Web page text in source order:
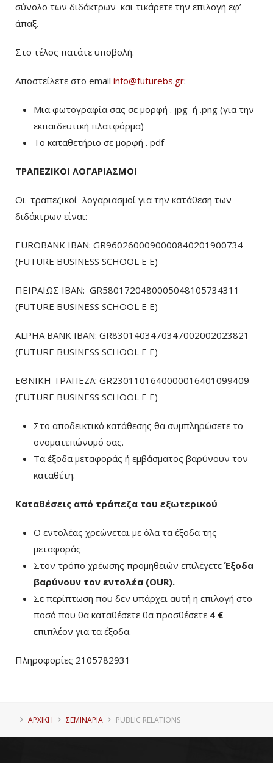
σύνολο των διδάκτρων και τικάρετε την επιλογή εφ’
άπαξ.
Στο τέλος πατάτε υποβολή.
Αποστείλετε στο email info@futurebs.gr:
Μια φωτογραφία σας σε μορφή . jpg ή .png (για την
εκπαιδευτική πλατφόρμα)
To καταθετήριο σε μορφή . pdf
ΤΡΑΠΕΖΙΚΟΙ ΛΟΓΑΡΙΑΣΜΟΙ
Οι τραπεζικοί λογαριασμοί για την κατάθεση των
διδάκτρων είναι:
EUROBANK IBAN: GR9602600090000840201900734
(FUTURE BUSINESS SCHOOL E E)
ΠΕΙΡΑΙΩΣ ΙΒΑΝ: GR5801720480005048105734311
(FUTURE BUSINESS SCHOOL E E)
ALPHA BANK IBAN: GR8301403470347002002023821
(FUTURE BUSINESS SCHOOL E E)
ΕΘΝΙΚΗ ΤΡΑΠΕΖΑ: GR2301101640000016401099409
(FUTURE BUSINESS SCHOOL E E)
Στο αποδεικτικό κατάθεσης θα συμπληρώσετε το
ονοματεπώνυμό σας.
Τα έξοδα μεταφοράς ή εμβάσματος βαρύνουν τον
καταθέτη.
Καταθέσεις από τράπεζα του εξωτερικού
Ο εντολέας χρεώνεται με όλα τα έξοδα της
μεταφοράς
Στον τρόπο χρέωσης προμηθειών επιλέγετε Έξοδα
βαρύνουν τον εντολέα (ΟUR).
Σε περίπτωση που δεν υπάρχει αυτή η επιλογή στο
ποσό που θα καταθέσετε θα προσθέσετε 4 €
επιπλέον για τα έξοδα.
Πληροφορίες 2105782931
ΑΡΧΙΚΗ ΣΕΜΙΝΑΡΙΑ PUBLIC RELATIONS